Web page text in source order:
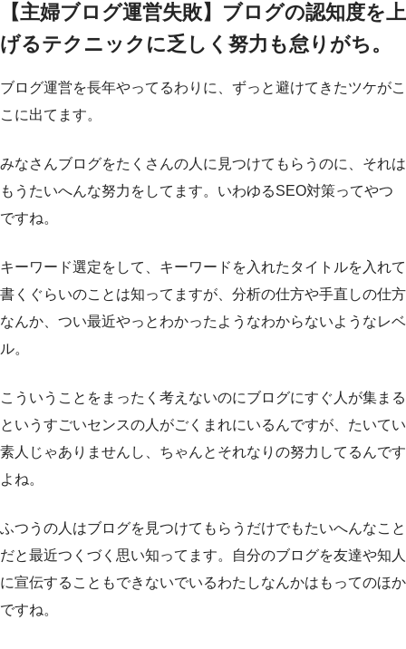
【主婦ブログ運営失敗】ブログの認知度を上
げるテクニックに乏しく努力も怠りがち。
ブログ運営を長年やってるわりに、ずっと避けてきたツケがこ
こに出てます。
みなさんブログをたくさんの人に見つけてもらうのに、それは
もうたいへんな努力をしてます。いわゆるSEO対策ってやつ
ですね。
キーワード選定をして、キーワードを入れたタイトルを入れて
書くぐらいのことは知ってますが、分析の仕方や手直しの仕方
なんか、つい最近やっとわかったようなわからないようなレベ
ル。
こういうことをまったく考えないのにブログにすぐ人が集まる
というすごいセンスの人がごくまれにいるんですが、たいてい
素人じゃありませんし、ちゃんとそれなりの努力してるんです
よね。
ふつうの人はブログを見つけてもらうだけでもたいへんなこと
だと最近つくづく思い知ってます。自分のブログを友達や知人
に宣伝することもできないでいるわたしなんかはもってのほか
ですね。